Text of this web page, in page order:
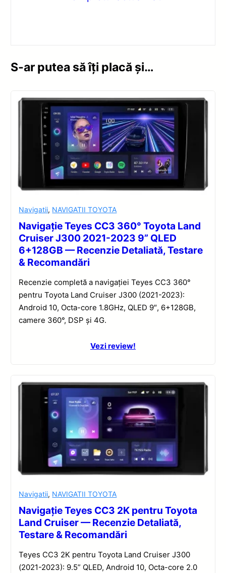
S-ar putea să îți placă și…
Navigatii, NAVIGATII TOYOTA
Navigație Teyes CC3 360° Toyota Land
Cruiser J300 2021-2023 9” QLED
6+128GB — Recenzie Detaliată, Testare
& Recomandări
Recenzie completă a navigației Teyes CC3 360°
pentru Toyota Land Cruiser J300 (2021-2023):
Android 10, Octa-core 1.8GHz, QLED 9″, 6+128GB,
camere 360°, DSP și 4G.
Vezi review!
Navigatii, NAVIGATII TOYOTA
Navigație Teyes CC3 2K pentru Toyota
Land Cruiser — Recenzie Detaliată,
Testare & Recomandări
Teyes CC3 2K pentru Toyota Land Cruiser J300
(2021-2023): 9.5” QLED, Android 10, Octa-core 2.0